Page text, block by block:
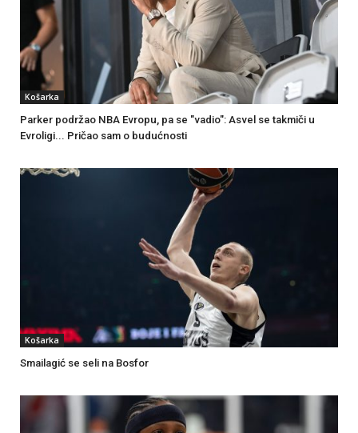
Košarka
Parker podržao NBA Evropu, pa se "vadio": Asvel se takmiči u
Evroligi... Pričao sam o budućnosti
Košarka
Smailagić se seli na Bosfor